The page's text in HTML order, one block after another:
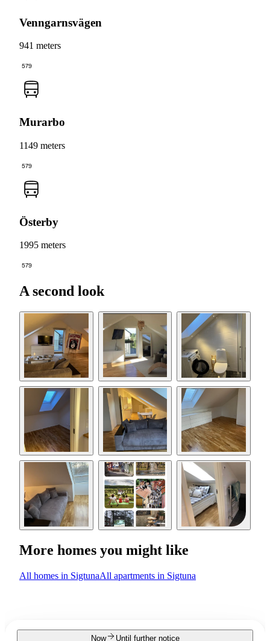
Venngarnsvägen
941 meters
579
Murarbo
1149 meters
579
Österby
1995 meters
579
A second look
More homes you might like
All homes in SigtunaAll apartments in Sigtuna
Now Until further notice